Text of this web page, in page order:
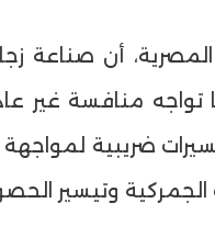
أن صناعة
تواجه منافسة غير
ضريبية
وتيسير